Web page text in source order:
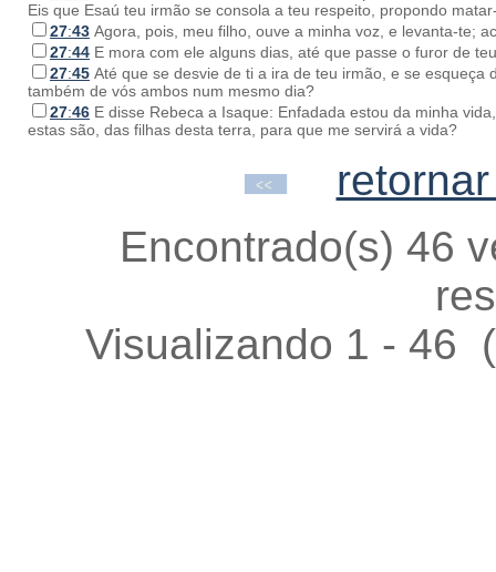
Eis que Esaú teu irmão se consola a teu respeito, propondo
27:43 Agora, pois, meu filho, ouve a minha voz, e levanta-te;
27:44 E mora com ele alguns dias, até que passe o furor de
27:45 Até que se desvie de ti a ira de teu irmão, e se
também de vós ambos num mesmo dia?
27:46 E disse Rebeca a Isaque: Enfadada estou da minha
estas são, das filhas desta terra, para que me servirá a vida?
Encontrado(s) 46
Visualizando 1 - 46